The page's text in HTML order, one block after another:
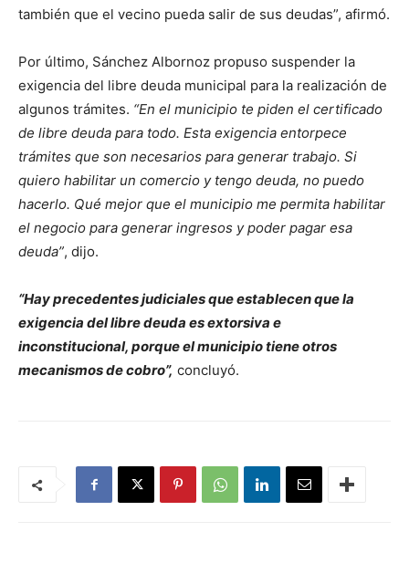
también que el vecino pueda salir de sus deudas”, afirmó.
Por último, Sánchez Albornoz propuso suspender la
exigencia del libre deuda municipal para la realización de
algunos trámites. “En el municipio te piden el certificado
de libre deuda para todo. Esta exigencia entorpece
trámites que son necesarios para generar trabajo. Si
quiero habilitar un comercio y tengo deuda, no puedo
hacerlo. Qué mejor que el municipio me permita habilitar
el negocio para generar ingresos y poder pagar esa
deuda”, dijo.
“Hay precedentes judiciales que establecen que la
exigencia del libre deuda es extorsiva e
inconstitucional, porque el municipio tiene otros
mecanismos de cobro”, concluyó.